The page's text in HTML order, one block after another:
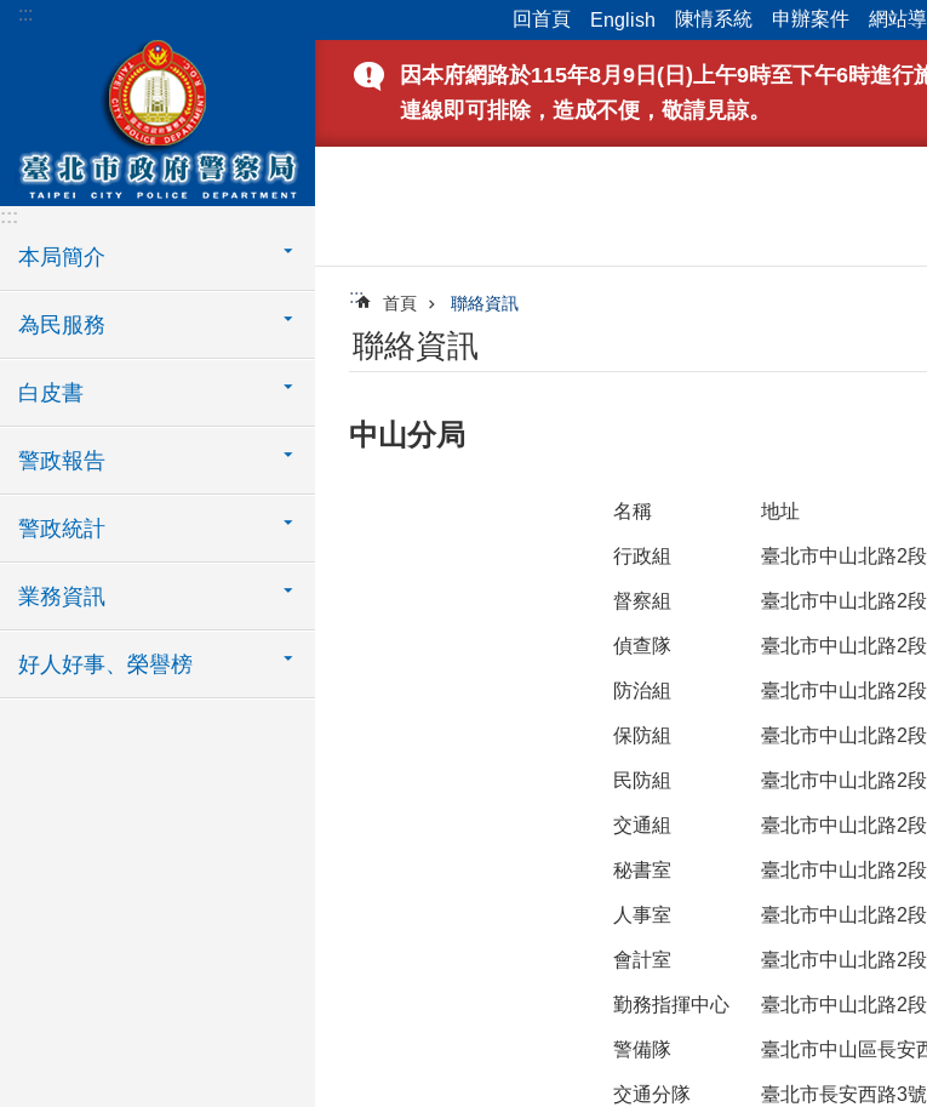
跳到主要內容區塊
::: 回首頁 English 陳情系統 申辦案件 網站
:::
本局簡介
為民服務
白皮書
警政報告
警政統計
業務資訊
好人好事、榮譽榜
因本府網路於115年8月9日(日)上午9時至下午6時進
連線即可排除，造成不便，敬請見諒。
::: 首頁 聯絡資訊
聯絡資訊
中山分局
名稱 地址
行政組 臺北市中山北路2
督察組 臺北市中山北路2
偵查隊 臺北市中山北路2
防治組 臺北市中山北路2
保防組 臺北市中山北路2
民防組 臺北市中山北路2
交通組 臺北市中山北路2
秘書室 臺北市中山北路2
人事室 臺北市中山北路2
會計室 臺北市中山北路2
勤務指揮中心 臺北市中山北路2
警備隊 臺北市中山區長安
交通分隊 臺北市長安西路3